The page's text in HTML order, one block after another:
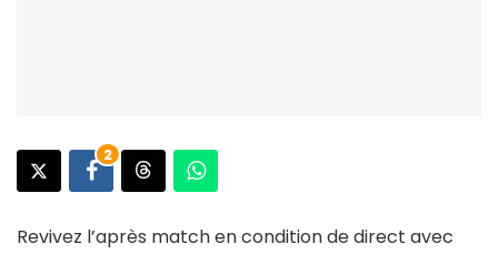
2
Revivez l’après match en condition de direct avec